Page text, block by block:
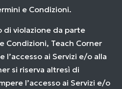
e Condizioni.
di violazione da parte
Condizioni, Teach Corner
l’accesso ai Servizi e/o alla
si riserva altresì di
l’accesso ai Servizi e/o